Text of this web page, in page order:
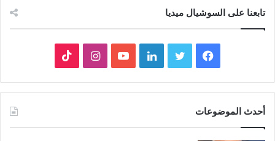
تابعنا على السوشيال ميديا
فيسبوك تويتر لينكدإنيوتيوبانستقرام
أحدث الموضوعات